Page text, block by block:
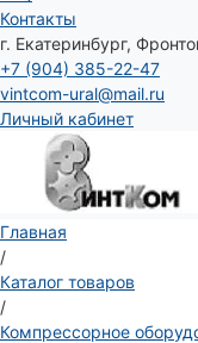
Контакты
г. Екатеринбург,
+7 (904) 385-22-47
vintcom-ural@mail.ru
Личный кабинет
Главная
/
Каталог товаров
/
Компрессорное